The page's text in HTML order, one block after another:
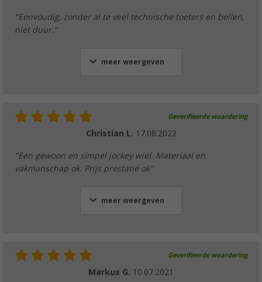
"Eenvoudig, zonder al te veel technische toeters en bellen,
niet duur."
meer weergeven
Geverifieerde waardering
Christian L. 17.08.2022
"Een gewoon en simpel jockey wiel. Materiaal en
vakmanschap ok. Prijs prestatie ok"
meer weergeven
Geverifieerde waardering
Markus G. 10.07.2021